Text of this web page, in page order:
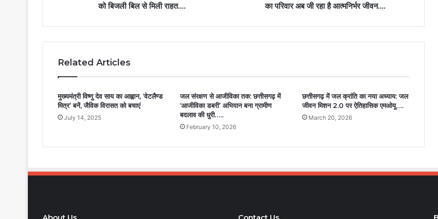
को बिजली बिल से मिली राहत….
का परिवार अब जी रहा है आत्मनिर्भर जीवन….
Related Articles
मुख्यमंत्री विष्णु देव साय का आह्वान, ‘वेटलैण्ड
मित्र’ बनें, जैविक विरासत को बचाएं
July 14, 2025
जल संरक्षण से आजीविका तक: छत्तीसगढ़ में
‘आजीविका डबरी’ अभियान बना ग्रामीण
बदलाव की धुरी…..
February 10, 2026
छत्तीसगढ़ में जल क्रांति का नया अध्याय: जल
जीवन मिशन 2.0 पर ऐतिहासिक एमओयू….
March 20, 2026